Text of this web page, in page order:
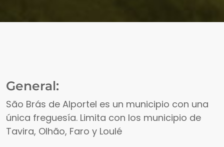
General:
São Brás de Alportel es un municipio con una
única freguesía. Limita con los municipio de
Tavira, Olhão, Faro y Loulé